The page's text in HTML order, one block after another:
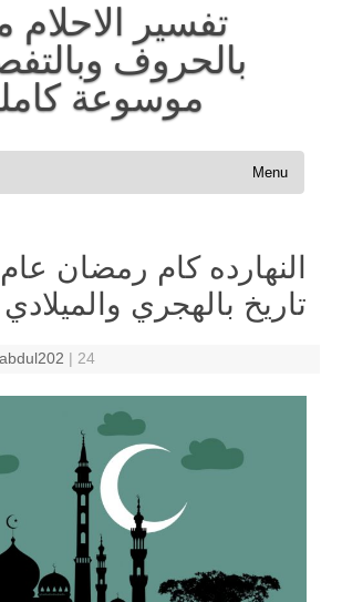
تفسير الاحلام
بالحروف
موسوعة
Skip to content
تاريخ بالهجري والميلادي
abdul202 | 24 أبريل، 2022